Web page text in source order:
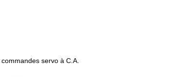
servo à C.A.